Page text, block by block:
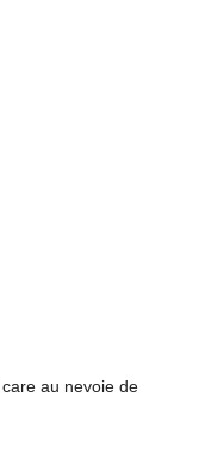
au nevoie de